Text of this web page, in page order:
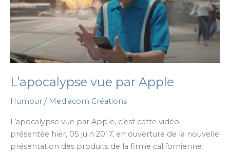
L’apocalypse vue par Apple
Humour / Mediacom Créations
L’apocalypse vue par Apple, c’est cette vidéo
présentée hier, 05 juin 2017, en ouverture de la nouvelle
présentation des produits de la firme californienne